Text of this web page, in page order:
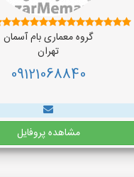
گروه معماری بام آسمان
تهران
09121068840
مشاهده پروفایل